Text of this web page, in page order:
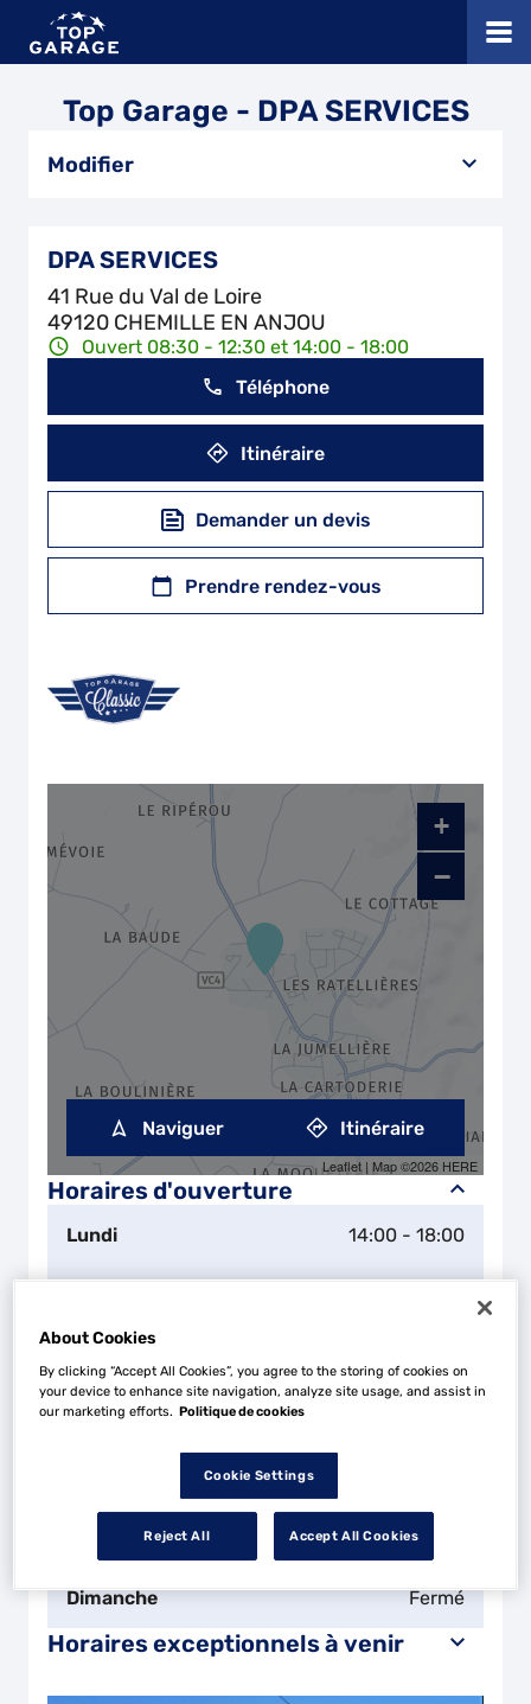
Top Garage - DPA SERVICES
Modifier
DPA SERVICES
41 Rue du Val de Loire
49120 CHEMILLE EN ANJOU
Ouvert 08:30 - 12:30 et 14:00 - 18:00
Téléphone
Itinéraire
Demander un devis
Prendre rendez-vous
Horaires d'ouverture
Lundi 14:00 - 18:00
Jeudi 08:30 - 12:30
08:30 - 12:30
08:00 - 12:00
Dimanche Fermé
Horaires exceptionnels à venir
+
−
Leaflet | Map ©2026 HERE
Naviguer Itinéraire
About Cookies
By clicking “Accept All Cookies”, you agree to the storing of cookies on
your device to enhance site navigation, analyze site usage, and assist in
our marketing efforts. Politique de cookies
Cookie Settings
Reject All Accept All Cookies